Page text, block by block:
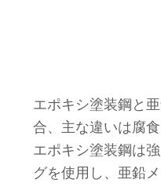
エポキシ塗装鋼と
合、主な違いは腐
エポキシ塗装鋼は
グを使用し、亜鉛